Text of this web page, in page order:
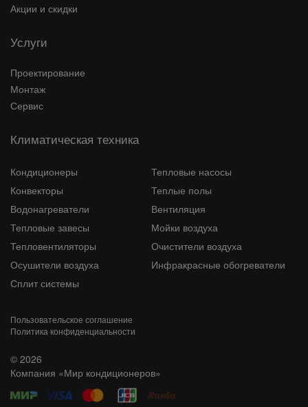
Акции и скидки
Услуги
Проектирование
Монтаж
Сервис
Климатическая техника
Кондиционеры
Тепловые насосы
Конвекторы
Теплые полы
Водонагреватели
Вентиляция
Тепловые завесы
Мойки воздуха
Тепловентиляторы
Очистители воздуха
Осушители воздуха
Инфракрасные обогреватели
Сплит системы
Пользовательское соглашение
Политика конфиденциальности
© 2026
Компания «Мир кондиционеров»